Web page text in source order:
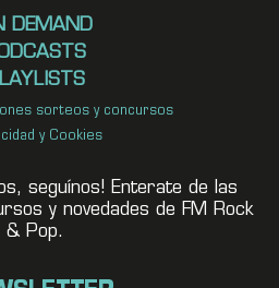
DEMAND
sorteos y concursos
y Cookies
seguínos! Enterate de las
y novedades de FM Rock
& Pop.